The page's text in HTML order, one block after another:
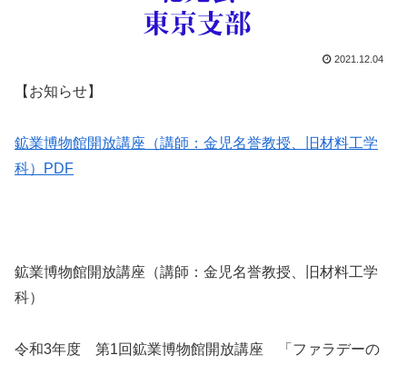
2021.12.04
【お知らせ】
鉱業博物館開放講座（講師：金児名誉教授、旧材料工学
科）PDF
鉱業博物館開放講座（講師：金児名誉教授、旧材料工学
科）
令和3年度 第1回鉱業博物館開放講座 「ファラデーの